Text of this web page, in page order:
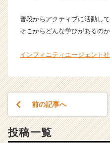
タ
イ
ラ
ン】
チ
普段からアクティブに活動し
そこからどんな学びがあるの
インフィニティエージェント
前の記事へ
投稿一覧